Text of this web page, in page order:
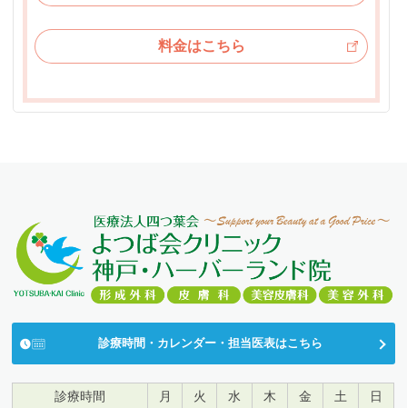
料金はこちら
診療時間・カレンダー・担当医表はこちら
診療時間 月 火 水 木 金 土
日